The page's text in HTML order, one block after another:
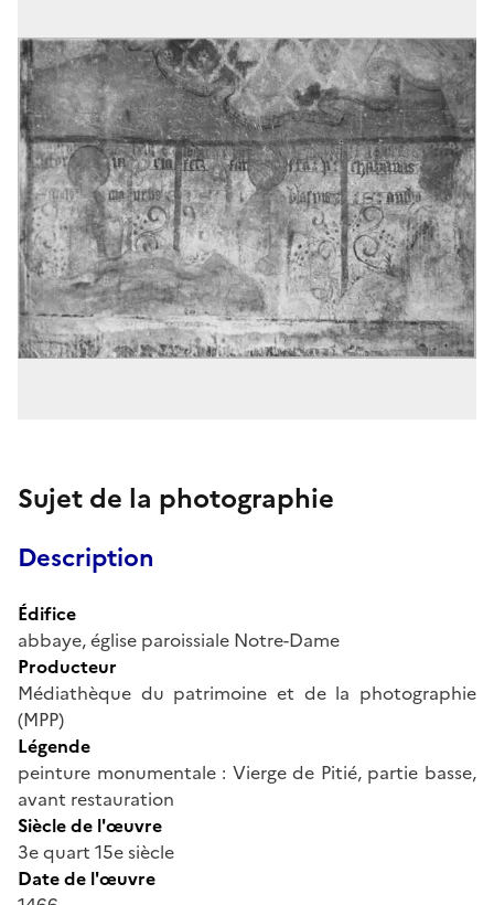
Sujet de la photographie
Description
Édifice
abbaye, église paroissiale Notre-Dame
Producteur
Médiathèque du patrimoine et de la photographie
(MPP)
Légende
peinture monumentale : Vierge de Pitié, partie basse,
avant restauration
Siècle de l'œuvre
3e quart 15e siècle
Date de l'œuvre